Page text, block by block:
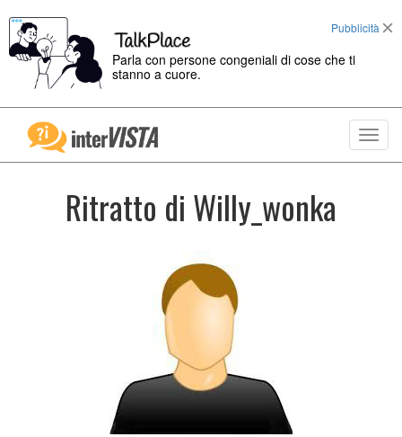
Pubblicità
Parla con persone congeniali di cose che ti
stanno a cuore.
Ritratto di Willy_wonka